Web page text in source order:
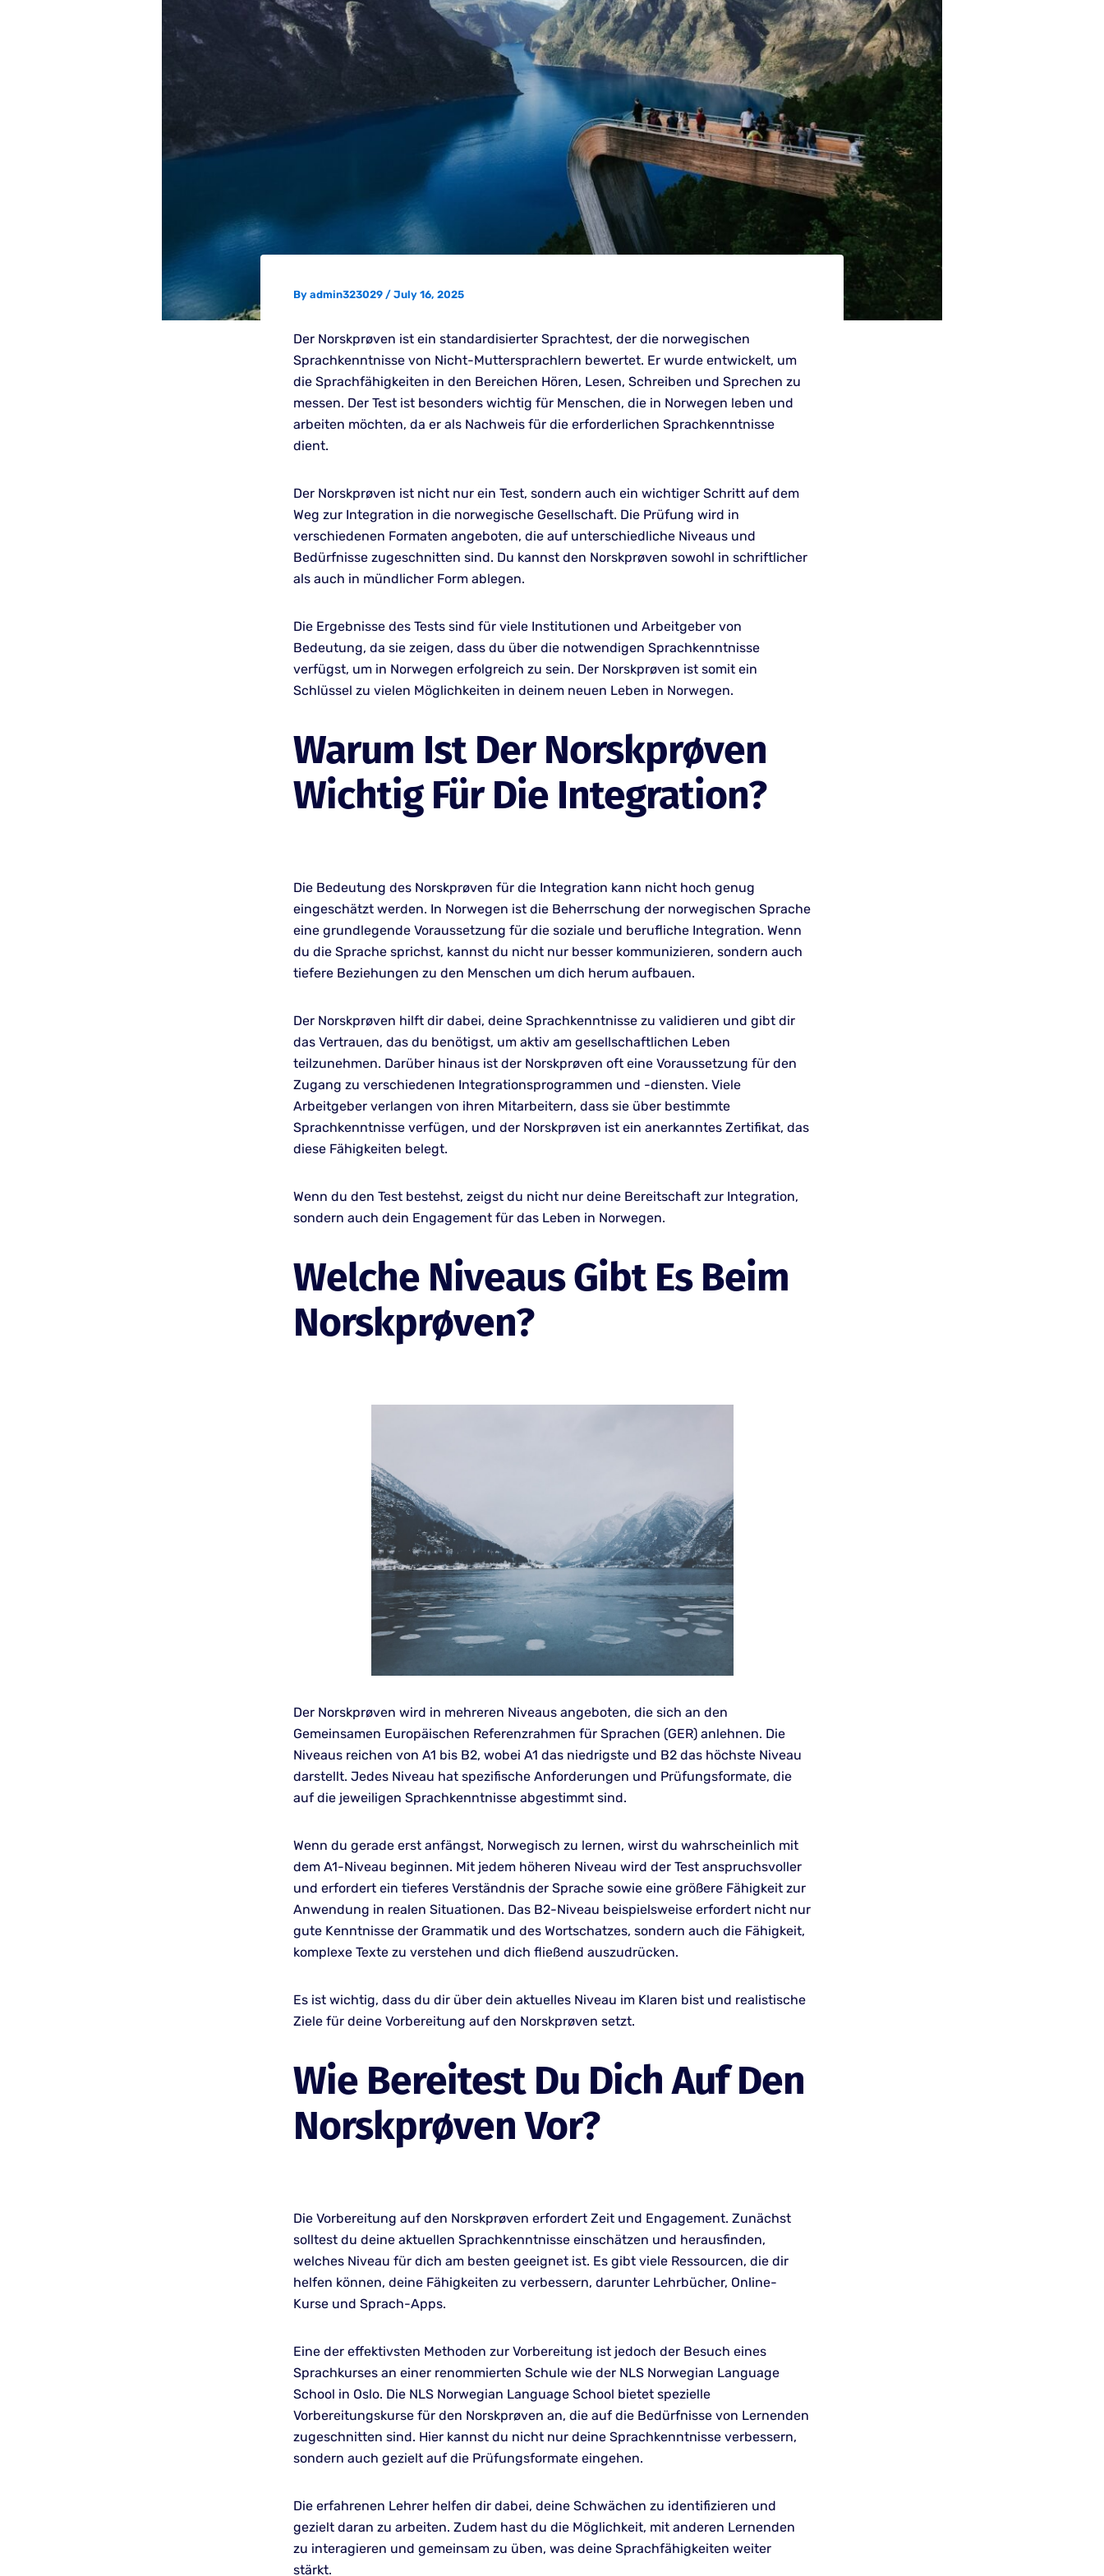
By admin323029 / July 16, 2025
Der Norskprøven ist ein standardisierter Sprachtest, der die norwegischen
Sprachkenntnisse von Nicht-Muttersprachlern bewertet. Er wurde entwickelt, um
die Sprachfähigkeiten in den Bereichen Hören, Lesen, Schreiben und Sprechen zu
messen. Der Test ist besonders wichtig für Menschen, die in Norwegen leben und
arbeiten möchten, da er als Nachweis für die erforderlichen Sprachkenntnisse
dient.
Der Norskprøven ist nicht nur ein Test, sondern auch ein wichtiger Schritt auf dem
Weg zur Integration in die norwegische Gesellschaft. Die Prüfung wird in
verschiedenen Formaten angeboten, die auf unterschiedliche Niveaus und
Bedürfnisse zugeschnitten sind. Du kannst den Norskprøven sowohl in schriftlicher
als auch in mündlicher Form ablegen.
Die Ergebnisse des Tests sind für viele Institutionen und Arbeitgeber von
Bedeutung, da sie zeigen, dass du über die notwendigen Sprachkenntnisse
verfügst, um in Norwegen erfolgreich zu sein. Der Norskprøven ist somit ein
Schlüssel zu vielen Möglichkeiten in deinem neuen Leben in Norwegen.
Warum Ist Der Norskprøven
Wichtig Für Die Integration?
Die Bedeutung des Norskprøven für die Integration kann nicht hoch genug
eingeschätzt werden. In Norwegen ist die Beherrschung der norwegischen Sprache
eine grundlegende Voraussetzung für die soziale und berufliche Integration. Wenn
du die Sprache sprichst, kannst du nicht nur besser kommunizieren, sondern auch
tiefere Beziehungen zu den Menschen um dich herum aufbauen.
Der Norskprøven hilft dir dabei, deine Sprachkenntnisse zu validieren und gibt dir
das Vertrauen, das du benötigst, um aktiv am gesellschaftlichen Leben
teilzunehmen. Darüber hinaus ist der Norskprøven oft eine Voraussetzung für den
Zugang zu verschiedenen Integrationsprogrammen und -diensten. Viele
Arbeitgeber verlangen von ihren Mitarbeitern, dass sie über bestimmte
Sprachkenntnisse verfügen, und der Norskprøven ist ein anerkanntes Zertifikat, das
diese Fähigkeiten belegt.
Wenn du den Test bestehst, zeigst du nicht nur deine Bereitschaft zur Integration,
sondern auch dein Engagement für das Leben in Norwegen.
Welche Niveaus Gibt Es Beim
Norskprøven?
Der Norskprøven wird in mehreren Niveaus angeboten, die sich an den
Gemeinsamen Europäischen Referenzrahmen für Sprachen (GER) anlehnen. Die
Niveaus reichen von A1 bis B2, wobei A1 das niedrigste und B2 das höchste Niveau
darstellt. Jedes Niveau hat spezifische Anforderungen und Prüfungsformate, die
auf die jeweiligen Sprachkenntnisse abgestimmt sind.
Wenn du gerade erst anfängst, Norwegisch zu lernen, wirst du wahrscheinlich mit
dem A1-Niveau beginnen. Mit jedem höheren Niveau wird der Test anspruchsvoller
und erfordert ein tieferes Verständnis der Sprache sowie eine größere Fähigkeit zur
Anwendung in realen Situationen. Das B2-Niveau beispielsweise erfordert nicht nur
gute Kenntnisse der Grammatik und des Wortschatzes, sondern auch die Fähigkeit,
komplexe Texte zu verstehen und dich fließend auszudrücken.
Es ist wichtig, dass du dir über dein aktuelles Niveau im Klaren bist und realistische
Ziele für deine Vorbereitung auf den Norskprøven setzt.
Wie Bereitest Du Dich Auf Den
Norskprøven Vor?
Die Vorbereitung auf den Norskprøven erfordert Zeit und Engagement. Zunächst
solltest du deine aktuellen Sprachkenntnisse einschätzen und herausfinden,
welches Niveau für dich am besten geeignet ist. Es gibt viele Ressourcen, die dir
helfen können, deine Fähigkeiten zu verbessern, darunter Lehrbücher, Online-
Kurse und Sprach-Apps.
Eine der effektivsten Methoden zur Vorbereitung ist jedoch der Besuch eines
Sprachkurses an einer renommierten Schule wie der NLS Norwegian Language
School in Oslo. Die NLS Norwegian Language School bietet spezielle
Vorbereitungskurse für den Norskprøven an, die auf die Bedürfnisse von Lernenden
zugeschnitten sind. Hier kannst du nicht nur deine Sprachkenntnisse verbessern,
sondern auch gezielt auf die Prüfungsformate eingehen.
Die erfahrenen Lehrer helfen dir dabei, deine Schwächen zu identifizieren und
gezielt daran zu arbeiten. Zudem hast du die Möglichkeit, mit anderen Lernenden
zu interagieren und gemeinsam zu üben, was deine Sprachfähigkeiten weiter
stärkt.